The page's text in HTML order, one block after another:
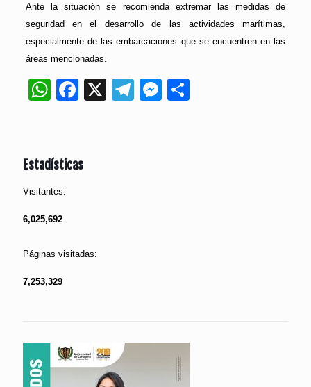
Ante la situación se recomienda extremar las medidas de
seguridad en el desarrollo de las actividades marítimas,
especialmente de las embarcaciones que se encuentren en las
áreas mencionadas.
WhatsApp
Facebook
X Telegram
Messenger
Estadísticas
Visitantes:
6,025,692
Páginas visitadas:
7,253,329